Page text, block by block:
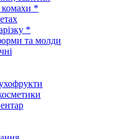
*
*
та молди